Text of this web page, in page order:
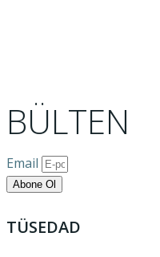
BÜLTEN
Email
Abone Ol
TÜSEDAD